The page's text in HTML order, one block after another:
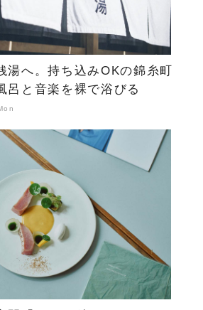
湯へ。持ち込みOKの錦糸町
呂と音楽を裸で浴びる